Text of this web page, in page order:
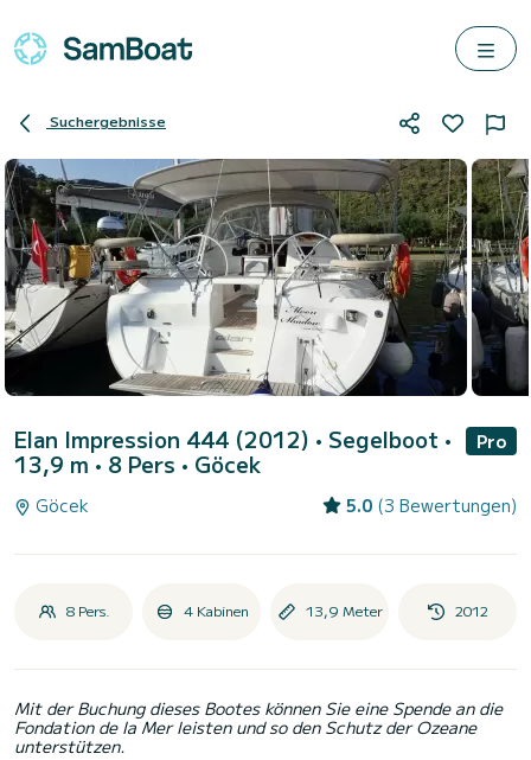
Suchergebnisse
Elan Impression 444 (2012) • Segelboot •
13,9 m • 8 Pers • Göcek
Pro
Göcek 5.0 (3 Bewertungen)
8 Pers. 4 Kabinen 13,9 Meter 2012
Mit der Buchung dieses Bootes können Sie eine Spende an die
Fondation de la Mer leisten und so den Schutz der Ozeane
unterstützen.